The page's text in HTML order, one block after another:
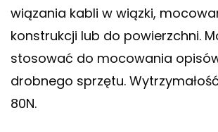
wiązania kabli w wiązki,
konstrukcji lub do powierzchni.
stosować do mocowania
drobnego sprzętu.
80N.